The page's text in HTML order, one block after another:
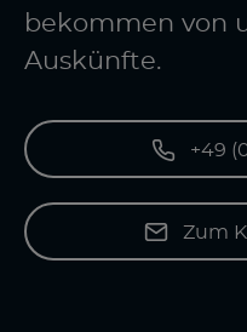
bekommen von
Auskünfte.
+49
Zum